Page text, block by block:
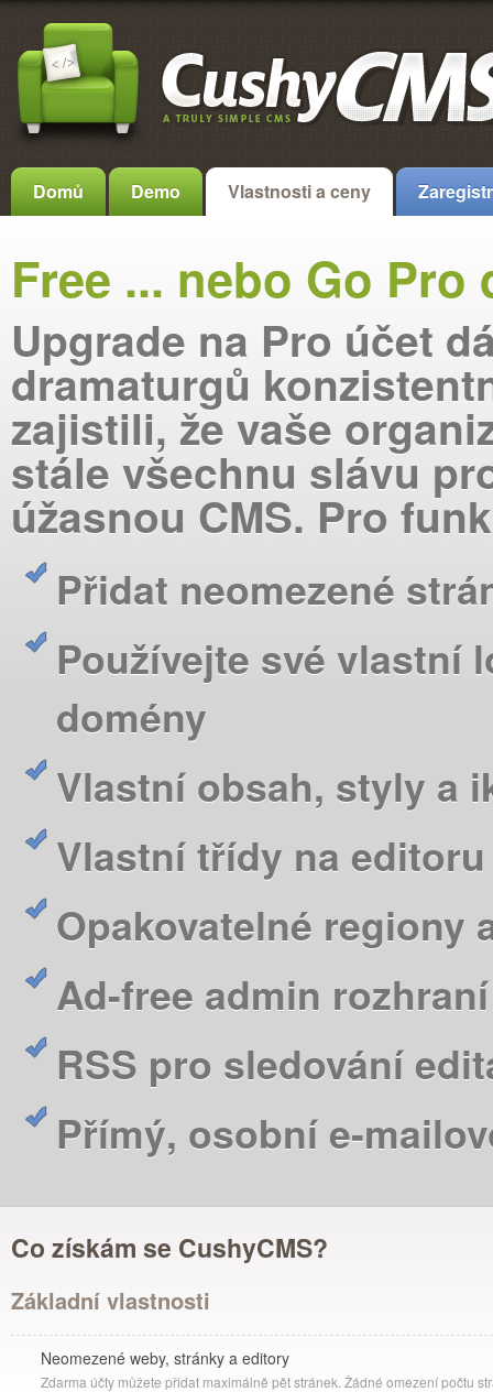
Domů Demo Vlastnosti a ceny
Free ... nebo Go Pro
Upgrade na Pro účet
dramaturgů
zajistili, že vaše
stále všechnu slávu
úžasnou CMS. Pro
Přidat neomezené
Používejte své vlastní
domény
Vlastní obsah, styly a
Vlastní třídy na
Opakovatelné regiony
Ad-free admin rozhraní
RSS pro sledování
Přímý, osobní e-
Co získám se CushyCMS?
Základní vlastnosti
Neomezené weby, stránky a editory
Zdarma účty můžete přidat maximálně pět stránek. Žádné omezení počtu